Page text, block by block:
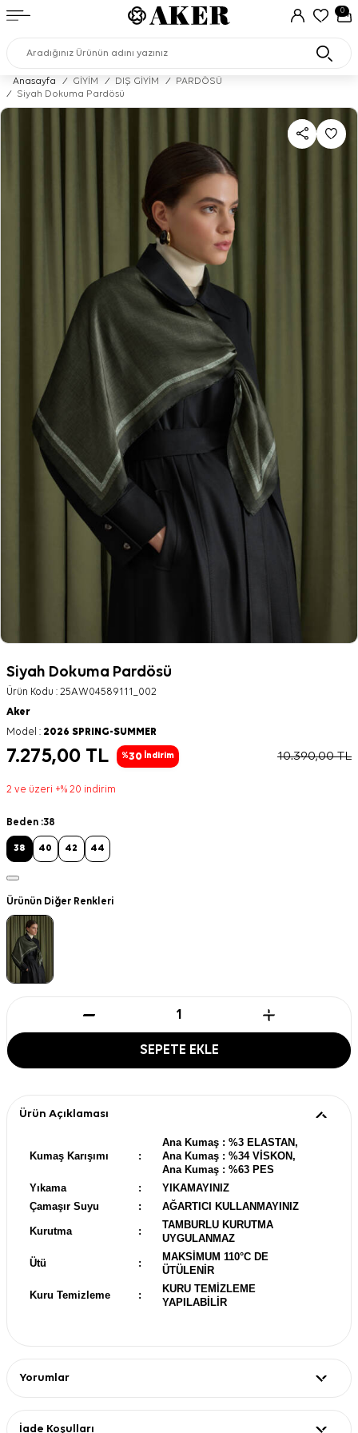
0
Anasayfa / GİYİM / DIŞ GİYİM /
PARDÖSÜ
/
Siyah Dokuma Pardösü
Siyah Dokuma Pardösü
Ürün Kodu : 25AW04589111_002
Aker
Model : 2026 SPRING-SUMMER
7.275,00 TL %30 İndirim 10.390,00TL
2 ve üzeri +% 20 indirim
Beden :38
38 40 42 44
Ürünün Diğer Renkleri
SEPETE EKLE
Ürün Açıklaması
Kumaş Karışımı :
Ana Kumaş : %3 ELASTAN,
Ana Kumaş : %34 VİSKON,
Ana Kumaş : %63 PES
Yıkama
:
YIKAMAYINIZ
Çamaşır Suyu
: AĞARTICI KULLANMAYINIZ
Kurutma :
TAMBURLU KURUTMA
UYGULANMAZ
Ütü :
MAKSİMUM 110°C DE
ÜTÜLENİR
Kuru Temizleme :
KURU TEMİZLEME
YAPILABİLİR
Yorumlar
İade Koşulları